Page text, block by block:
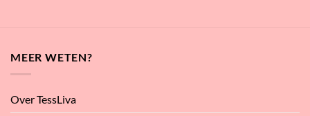
MEER WETEN?
Over TessLiva